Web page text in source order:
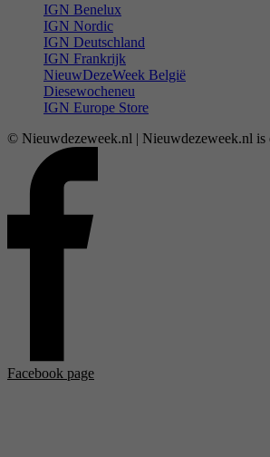
IGN Benelux
IGN Nordic
IGN Deutschland
IGN Frankrijk
NieuwDezeWeek België
Diesewocheneu
IGN Europe Store
© Nieuwdezeweek.nl | Nieuwdezeweek.nl is
Facebook page